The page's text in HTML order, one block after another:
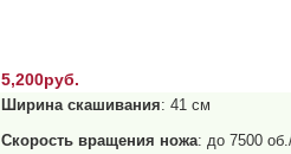
5,200руб.
Ширина скашивания: 41 см
Скорость вращения ножа: до 7500